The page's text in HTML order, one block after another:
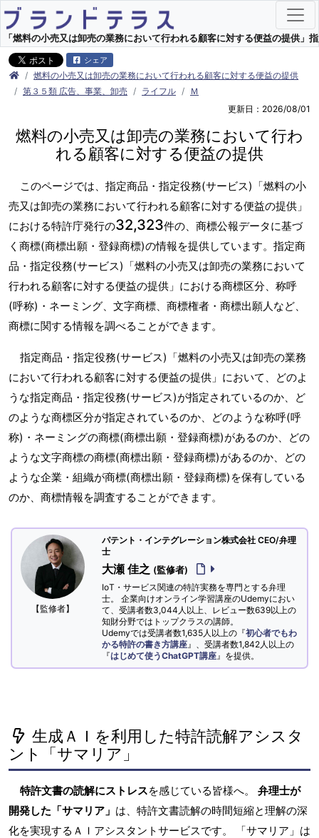
「燃料の小売又は卸売の業務において行われる顧客に対する便益の提供
シェア
燃料の小売又は卸売の業務において行われる顧客に対する便益の提供
第３５類 広告、事業、卸売
ライフル
Ｍ
更新日：2026/08/01
燃料の小売又は卸売の業務において行わ
れる顧客に対する便益の提供
このページでは、指定商品・指定役務(サービス)「燃料の小
売又は卸売の業務において行われる顧客に対する便益の提供」
における特許庁発行の32,323件の、商標公報データに基づ
く商標(商標出願・登録商標)の情報を提供しています。指定商
品・指定役務(サービス)「燃料の小売又は卸売の業務において
行われる顧客に対する便益の提供」における商標区分、称呼
(呼称)・ネーミング、文字商標、商標権者・商標出願人など、
商標に関する情報を調べることができます。
指定商品・指定役務(サービス)「燃料の小売又は卸売の業務
において行われる顧客に対する便益の提供」において、どのよ
うな指定商品・指定役務(サービス)が指定されているのか、ど
のような商標区分が指定されているのか、どのような称呼(呼
称)・ネーミングの商標(商標出願・登録商標)があるのか、どの
ような文字商標の商標(商標出願・登録商標)があるのか、どの
ような企業・組織が商標(商標出願・登録商標)を保有している
のか、商標情報を調査することができます。
【監修者】
パテント・インテグレーション株式会社 CEO/弁理
士
大瀬 佳之 (監修者)
IoT・サービス関連の特許実務を専門とする弁理
士。 企業向けオンライン学習講座のUdemyにおい
て、受講者数3,044人以上、レビュー数639以上の
知財分野ではトップクラスの講師。
Udemyでは受講者数1,635人以上の『初心者でもわ
かる特許の書き方講座 』、受講者数1,842人以上の
『はじめて使うChatGPT講座 』を提供。
生成ＡＩを利用した特許読解アシスタ
ント「サマリア」
特許文書の読解にストレスを感じている皆様へ。 弁理士が
開発した「サマリア」 は、特許文書読解の時間短縮と理解の深
化を実現するＡＩアシスタントサービスです。 「サマリア」は